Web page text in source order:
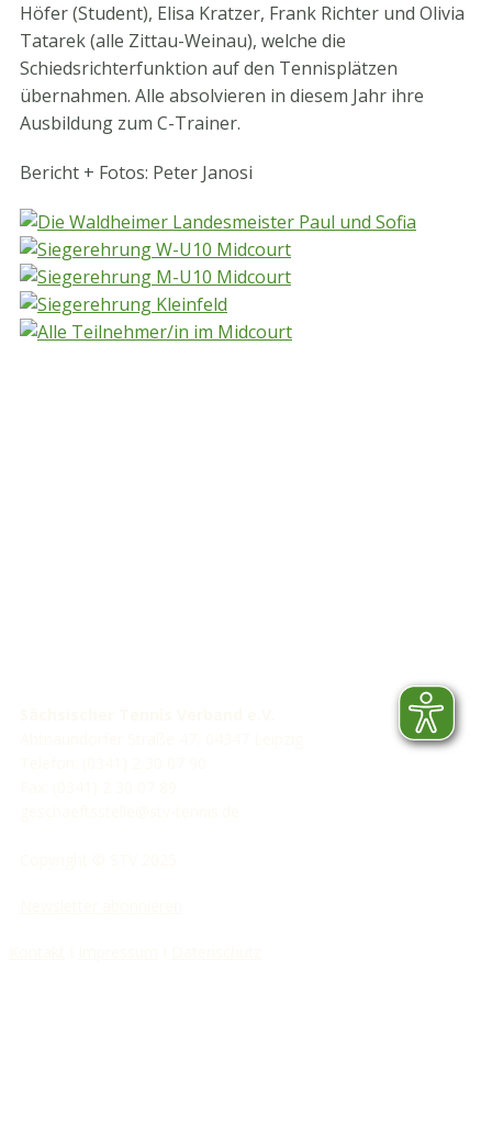
Höfer (Student), Elisa Kratzer, Frank Richter und Olivia
Tatarek (alle Zittau-Weinau), welche die
Schiedsrichterfunktion auf den Tennisplätzen
übernahmen. Alle absolvieren in diesem Jahr ihre
Ausbildung zum C-Trainer.
Bericht + Fotos: Peter Janosi